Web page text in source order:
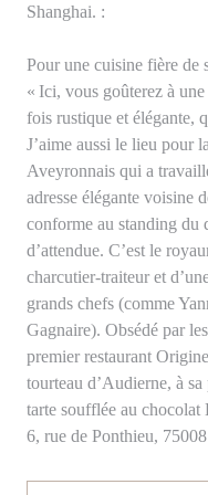
Shanghai. :
Pour une cuisine fière de
« Ici, vous goûterez à
fois rustique et élégante,
J’aime aussi le lieu pour
Aveyronnais qui a
adresse élégante voisine
conforme au standing du
d’attendue. C’est le
charcutier-traiteur et
grands chefs (comme
Gagnaire). Obsédé par
premier restaurant
tourteau d’Audierne, à
tarte soufflée au
6, rue de Ponthieu,